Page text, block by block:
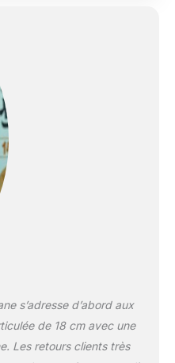
s’adresse d’abord aux
de 18 cm avec une
Les retours clients très